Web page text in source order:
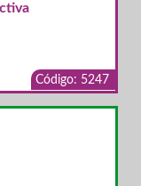
Código: 5247